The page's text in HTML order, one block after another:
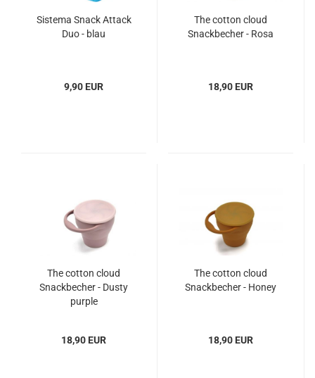
Sistema Snack Attack
Duo - blau
9,90 EUR
The cotton cloud
Snackbecher - Rosa
18,90 EUR
The cotton cloud
Snackbecher - Dusty
purple
18,90 EUR
The cotton cloud
Snackbecher - Honey
18,90 EUR